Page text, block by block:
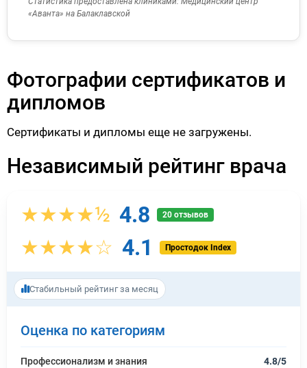
«Аванта» на Балаклавской
Фотографии сертификатов и
дипломов
Сертификаты и дипломы еще не загружены.
Независимый рейтинг врача
★★★★½ 4.8 20 отзывов
★★★★☆ 4.1 Простодок Index
Стабильный рейтинг за месяц
Оценка по категориям
Профессионализм и знания 4.8/5